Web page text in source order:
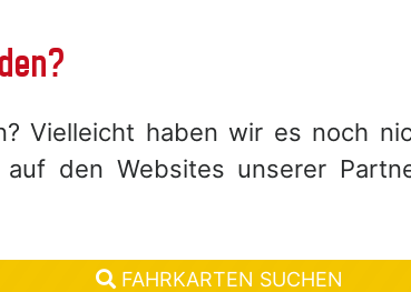
Vielleicht haben wir es noch
den Websites unserer
FAHRKARTEN SUCHEN